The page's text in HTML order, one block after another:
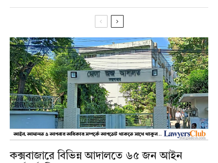
কক্সবাজারে বিভিন্ন আদালতে ৬৫ জন আইন